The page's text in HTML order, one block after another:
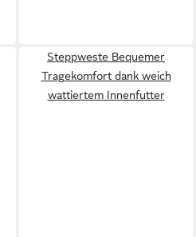
Steppweste Bequemer
Tragekomfort dank weich
wattiertem Innenfutter